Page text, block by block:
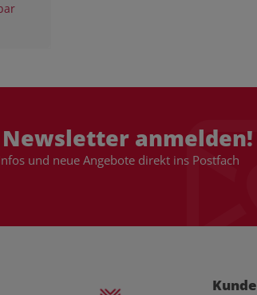
Newsletter anmelden!
und neue Angebote direkt ins Postfach